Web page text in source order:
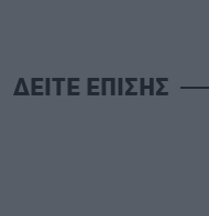
ΔΕΙΤΕ ΕΠΙΣΗΣ